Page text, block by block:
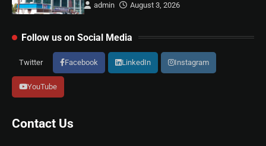
admin
August 3, 2026
Follow us on Social Media
Twitter Facebook LinkedIn Instagram
YouTube
Contact Us